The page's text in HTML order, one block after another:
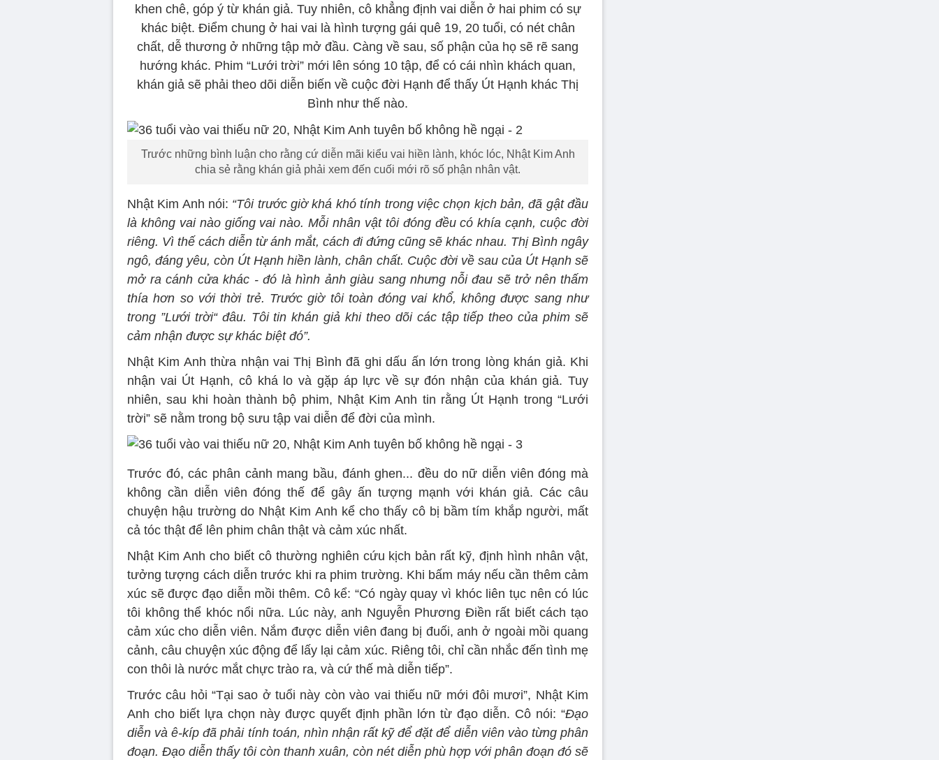
khen chê, góp ý từ khán giả. Tuy nhiên, cô khẳng định vai diễn ở hai phim có sự
khác biệt. Điểm chung ở hai vai là hình tượng gái quê 19, 20 tuổi, có nét chân
chất, dễ thương ở những tập mở đầu. Càng về sau, số phận của họ sẽ rẽ sang
hướng khác. Phim “Lưới trời” mới lên sóng 10 tập, để có cái nhìn khách quan,
khán giả sẽ phải theo dõi diễn biến về cuộc đời Hạnh để thấy Út Hạnh khác Thị
Bình như thế nào.
Trước những bình luận cho rằng cứ diễn mãi kiểu vai hiền lành, khóc lóc, Nhật Kim Anh
chia sẻ rằng khán giả phải xem đến cuối mới rõ số phận nhân vật.
Nhật Kim Anh nói: “Tôi trước giờ khá khó tính trong việc chọn kịch bản, đã gật đầu
là không vai nào giống vai nào. Mỗi nhân vật tôi đóng đều có khía cạnh, cuộc đời
riêng. Vì thế cách diễn từ ánh mắt, cách đi đứng cũng sẽ khác nhau. Thị Bình ngây
ngô, đáng yêu, còn Út Hạnh hiền lành, chân chất. Cuộc đời về sau của Út Hạnh sẽ
mở ra cánh cửa khác - đó là hình ảnh giàu sang nhưng nỗi đau sẽ trở nên thấm
thía hơn so với thời trẻ. Trước giờ tôi toàn đóng vai khổ, không được sang như
trong ”Lưới trời“ đâu. Tôi tin khán giả khi theo dõi các tập tiếp theo của phim sẽ
cảm nhận được sự khác biệt đó”.
Nhật Kim Anh thừa nhận vai Thị Bình đã ghi dấu ấn lớn trong lòng khán giả. Khi
nhận vai Út Hạnh, cô khá lo và gặp áp lực về sự đón nhận của khán giả. Tuy
nhiên, sau khi hoàn thành bộ phim, Nhật Kim Anh tin rằng Út Hạnh trong “Lưới
trời” sẽ nằm trong bộ sưu tập vai diễn để đời của mình.
Trước đó, các phân cảnh mang bầu, đánh ghen... đều do nữ diễn viên đóng mà
không cần diễn viên đóng thế để gây ấn tượng mạnh với khán giả. Các câu
chuyện hậu trường do Nhật Kim Anh kể cho thấy cô bị bầm tím khắp người, mất
cả tóc thật để lên phim chân thật và cảm xúc nhất.
Nhật Kim Anh cho biết cô thường nghiên cứu kịch bản rất kỹ, định hình nhân vật,
tưởng tượng cách diễn trước khi ra phim trường. Khi bấm máy nếu cần thêm cảm
xúc sẽ được đạo diễn mồi thêm. Cô kể: “Có ngày quay vì khóc liên tục nên có lúc
tôi không thể khóc nổi nữa. Lúc này, anh Nguyễn Phương Điền rất biết cách tạo
cảm xúc cho diễn viên. Nắm được diễn viên đang bị đuối, anh ở ngoài mồi quang
cảnh, câu chuyện xúc động để lấy lại cảm xúc. Riêng tôi, chỉ cần nhắc đến tình mẹ
con thôi là nước mắt chực trào ra, và cứ thế mà diễn tiếp”.
Trước câu hỏi “Tại sao ở tuổi này còn vào vai thiếu nữ mới đôi mươi”, Nhật Kim
Anh cho biết lựa chọn này được quyết định phần lớn từ đạo diễn. Cô nói: “Đạo
diễn và ê-kíp đã phải tính toán, nhìn nhận rất kỹ để đặt để diễn viên vào từng phân
đoạn. Đạo diễn thấy tôi còn thanh xuân, còn nét diễn phù hợp với phân đoạn đó sẽ